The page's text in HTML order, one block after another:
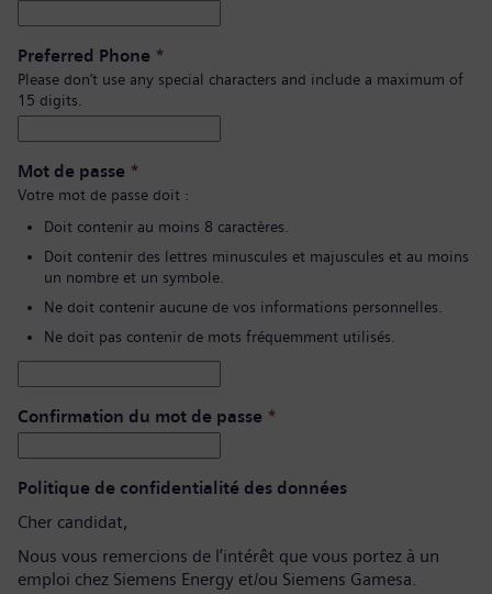
Preferred Phone *
Please don’t use any special characters and include a maximum of
15 digits.
Mot de passe *
Votre mot de passe doit :
Doit contenir au moins 8 caractères.
Doit contenir des lettres minuscules et majuscules et au moins
un nombre et un symbole.
Ne doit contenir aucune de vos informations personnelles.
Ne doit pas contenir de mots fréquemment utilisés.
Confirmation du mot de passe *
Politique de confidentialité des données
Cher candidat,
Nous vous remercions de l’intérêt que vous portez à un
emploi chez Siemens Energy et/ou Siemens Gamesa.